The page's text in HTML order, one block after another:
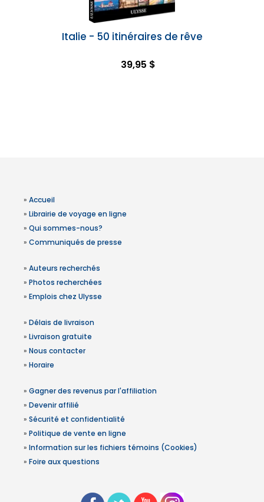
Italie - 50 itinéraires de rêve
39,95 $
» Accueil
» Librairie de voyage en ligne
» Qui sommes-nous?
» Communiqués de presse
» Auteurs recherchés
» Photos recherchées
» Emplois chez Ulysse
» Délais de livraison
» Livraison gratuite
» Nous contacter
» Horaire
» Gagner des revenus par l'affiliation
» Devenir affilié
» Sécurité et confidentialité
» Politique de vente en ligne
» Information sur les fichiers témoins (Cookies)
» Foire aux questions